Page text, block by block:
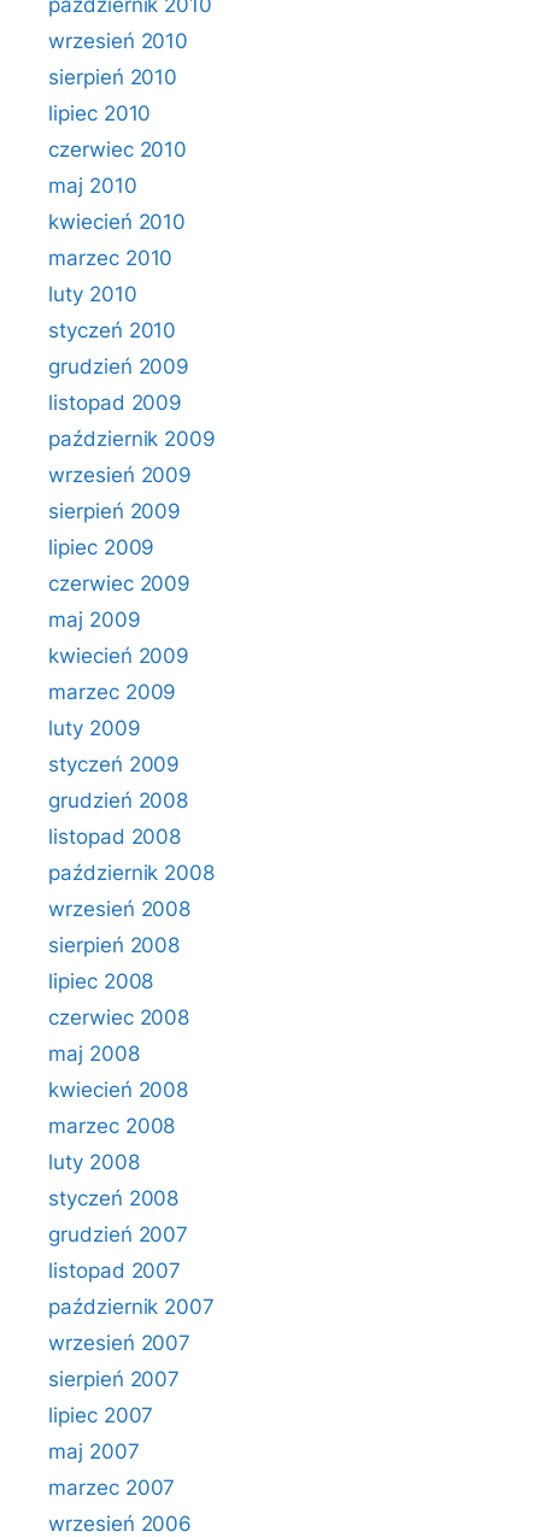
październik 2010
wrzesień 2010
sierpień 2010
lipiec 2010
czerwiec 2010
maj 2010
kwiecień 2010
marzec 2010
luty 2010
styczeń 2010
grudzień 2009
listopad 2009
październik 2009
wrzesień 2009
sierpień 2009
lipiec 2009
czerwiec 2009
maj 2009
kwiecień 2009
marzec 2009
luty 2009
styczeń 2009
grudzień 2008
listopad 2008
październik 2008
wrzesień 2008
sierpień 2008
lipiec 2008
czerwiec 2008
maj 2008
kwiecień 2008
marzec 2008
luty 2008
styczeń 2008
grudzień 2007
listopad 2007
październik 2007
wrzesień 2007
sierpień 2007
lipiec 2007
maj 2007
marzec 2007
wrzesień 2006